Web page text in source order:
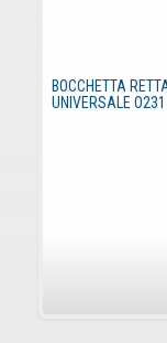
BOCCHETTA
UNIVERSALE O231